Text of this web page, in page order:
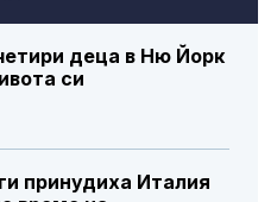
деца в Ню Йорк
си
принудиха Италия